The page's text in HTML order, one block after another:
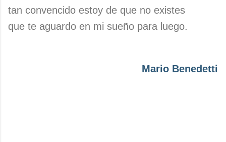
tan convencido estoy de que no existes
que te aguardo en mi sueño para luego.
Mario Benedetti